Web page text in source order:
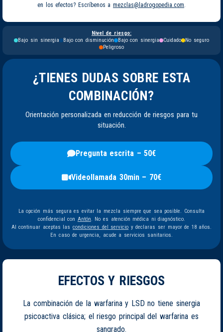
en los efectos? Escríbenos a mezclas@ladrogopedia.com.
Nivel de riesgo:
Bajo sin sinergia
Bajo con disminución Bajo con sinergia Cuidado
No seguro
Peligroso
¿TIENES DUDAS SOBRE ESTA
COMBINACIÓN?
Orientación personalizada en reducción de riesgos para tu
situación.
Pregunta escrita – 50€
Videollamada 30min – 70€
La opción más segura es evitar la mezcla siempre que sea posible. Consulta
confidencial con Antón. No es atención médica ni diagnóstico.
Al continuar aceptas las condiciones del servicio y declaras ser mayor de 18 años.
En caso de urgencia, acude a servicios sanitarios.
EFECTOS Y RIESGOS
La combinación de la warfarina y LSD no tiene sinergia
psicoactiva clásica; el riesgo principal del warfarina es
sangrado.